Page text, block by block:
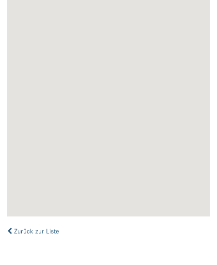
Zurück zur Liste